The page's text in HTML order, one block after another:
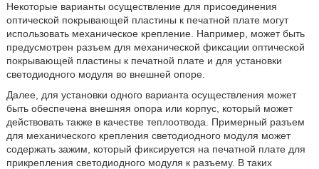
Некоторые варианты осуществление для присоединения
оптической покрывающей пластины к печатной плате могут
использовать механическое крепление. Например, может быть
предусмотрен разъем для механической фиксации оптической
покрывающей пластины к печатной плате и для установки
светодиодного модуля во внешней опоре.
Далее, для установки одного варианта осуществления может
быть обеспечена внешняя опора или корпус, который может
действовать также в качестве теплоотвода. Примерный разъем
для механического крепления светодиодного модуля может
содержать зажим, который фиксируется на печатной плате для
прикрепления светодиодного модуля к разъему. В таких